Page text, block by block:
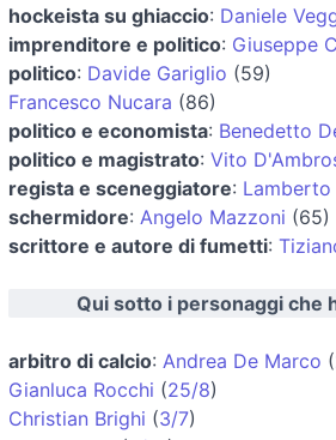
hockeista su ghiaccio: Daniele
imprenditore e politico: Giuseppe
politico: Davide Gariglio (59)
Francesco Nucara (86)
politico e economista: Benedetto
politico e magistrato: Vito
regista e sceneggiatore: Lamberto
schermidore: Angelo Mazzoni (65)
scrittore e autore di fumetti:
Qui sotto i personaggi che
arbitro di calcio: Andrea De Marco (
Gianluca Rocchi (25/8)
Christian Brighi (3/7)